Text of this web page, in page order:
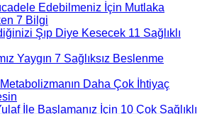
Edebilmeniz İçin Mutlaka
7 Bilgi
Şıp Diye Kesecek 11 Sağlıklı
Yaygın 7 Sağlıksız Beslenme
Daha Çok İhtiyaç
İle Başlamanız İçin 10 Çok Sağlıklı